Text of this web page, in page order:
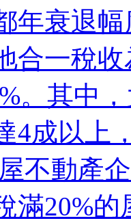
年衰退
合一稅
。其中
4成以上
不動產
滿20%